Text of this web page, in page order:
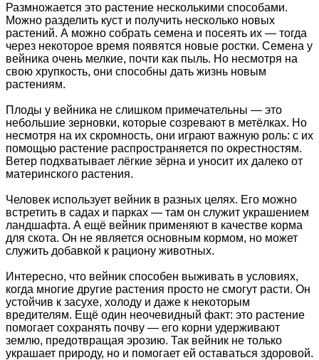
Размножается это растение несколькими способами.
Можно разделить куст и получить несколько новых
растений. А можно собрать семена и посеять их — тогда
через некоторое время появятся новые ростки. Семена у
вейника очень мелкие, почти как пыль. Но несмотря на
свою хрупкость, они способны дать жизнь новым
растениям.
Плоды у вейника не слишком примечательны — это
небольшие зерновки, которые созревают в метёлках. Но
несмотря на их скромность, они играют важную роль: с их
помощью растение распространяется по окрестностям.
Ветер подхватывает лёгкие зёрна и уносит их далеко от
материнского растения.
Человек использует вейник в разных целях. Его можно
встретить в садах и парках — там он служит украшением
ландшафта. А ещё вейник применяют в качестве корма
для скота. Он не является основным кормом, но может
служить добавкой к рациону животных.
Интересно, что вейник способен выживать в условиях,
когда многие другие растения просто не смогут расти. Он
устойчив к засухе, холоду и даже к некоторым
вредителям. Ещё один неочевидный факт: это растение
помогает сохранять почву — его корни удерживают
землю, предотвращая эрозию. Так вейник не только
украшает природу, но и помогает ей оставаться здоровой.